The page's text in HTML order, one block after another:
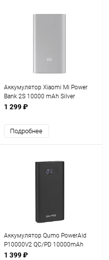
Аккумулятор Xiaomi Mi Power
Bank 2S 10000 mAh Silver
1 299 ₽
Подробнее
Аккумулятор Qumo PowerAid
P10000V2 QC/PD 10000mAh
1 399 ₽